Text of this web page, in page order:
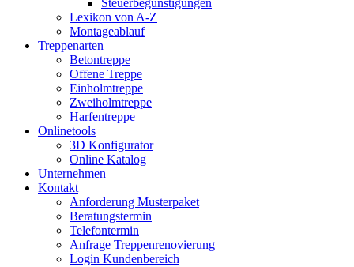
Steuerbegünstigungen
Lexikon von A-Z
Montageablauf
Treppenarten
Betontreppe
Offene Treppe
Einholmtreppe
Zweiholmtreppe
Harfentreppe
Onlinetools
3D Konfigurator
Online Katalog
Unternehmen
Kontakt
Anforderung Musterpaket
Beratungstermin
Telefontermin
Anfrage Treppenrenovierung
Login Kundenbereich